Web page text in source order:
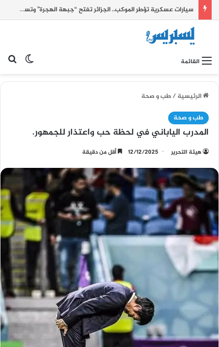
سيارات عسكرية تؤطر الموكب.. الجزائر تفتح “جبهة الهجرة” وتستثمر أحداث سبتة للضغط على الحدود الشرقية للمغرب
القائمة
الرئيسية/طب و صحة
طب و صحة
المدرب الياباني في لحظة حب واعتذار للجمهور.
هيئة التحرير 12/12/2025 أقل من دقيقة